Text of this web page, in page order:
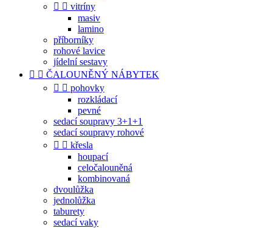
  vitríny
masiv
lamino
příborníky
rohové lavice
jídelní sestavy
  ČALOUNĚNÝ NÁBYTEK
  pohovky
rozkládací
pevné
sedací soupravy 3+1+1
sedací soupravy rohové
  křesla
houpací
celočalouněná
kombinovaná
dvoulůžka
jednolůžka
taburety
sedací vaky